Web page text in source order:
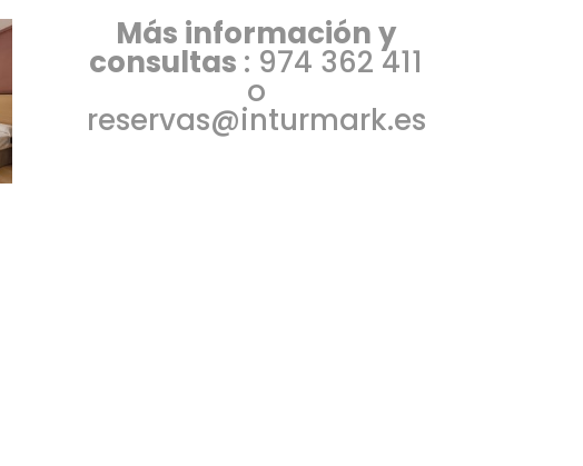
Más información y
consultas : 974 362 411
o
reservas@inturmark.es